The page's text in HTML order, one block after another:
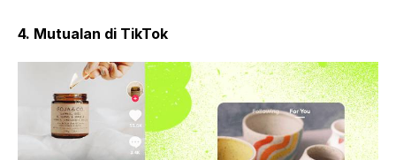
4. Mutualan di TikTok